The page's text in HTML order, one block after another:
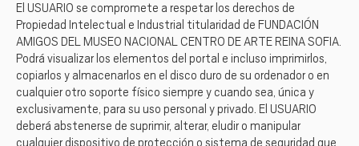
El USUARIO se compromete a respetar los derechos de
Propiedad Intelectual e Industrial titularidad de FUNDACIÓN
AMIGOS DEL MUSEO NACIONAL CENTRO DE ARTE REINA SOFIA.
Podrá visualizar los elementos del portal e incluso imprimirlos,
copiarlos y almacenarlos en el disco duro de su ordenador o en
cualquier otro soporte físico siempre y cuando sea, única y
exclusivamente, para su uso personal y privado. El USUARIO
deberá abstenerse de suprimir, alterar, eludir o manipular
cualquier dispositivo de protección o sistema de seguridad que